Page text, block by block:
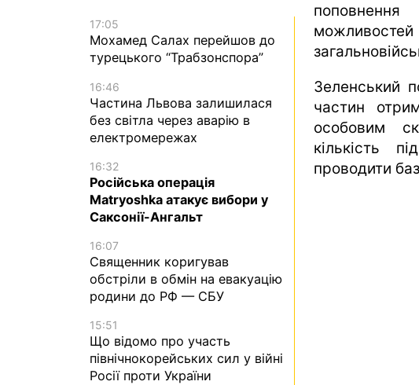
Зеленський
частин
особовим
кількість
проводити
17:05
Мохамед Салах перейшов до
турецького “Трабзонспора”
16:46
Частина Львова залишилася
без світла через аварію в
електромережах
16:32
Російська операція
Matryoshka атакує вибори у
Саксонії-Ангальт
16:07
Священник коригував
обстріли в обмін на евакуацію
родини до РФ — СБУ
15:51
Що відомо про участь
північнокорейських сил у війні
Росії проти України